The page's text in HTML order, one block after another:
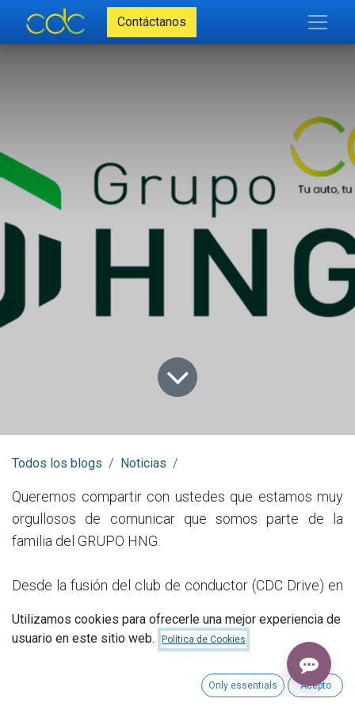
Contáctanos
Todos los blogs Noticias
Queremos compartir con ustedes que estamos muy
orgullosos de comunicar que somos parte de la
familia del GRUPO HNG.
Desde la fusión del club de conductor (CDC Drive) en
de conducir a los taxistas hacia un futuro mejor.
Nuestra colaboración nos ha permitido ofrecer a los
taxistas la oportunidad de adquirir vehículos nuevos
Utilizamos cookies para ofrecerle una mejor experiencia de
usuario en este sitio web.
Política de Cookies
Only essentials Acepto